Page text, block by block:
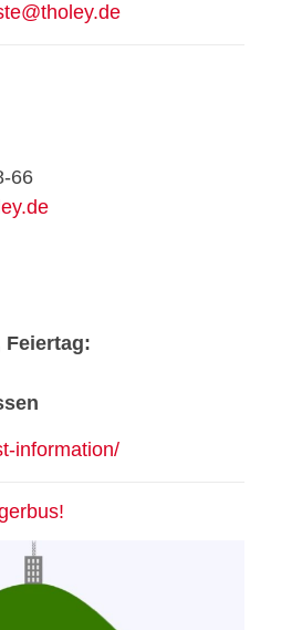
66
Feiertag:
information/